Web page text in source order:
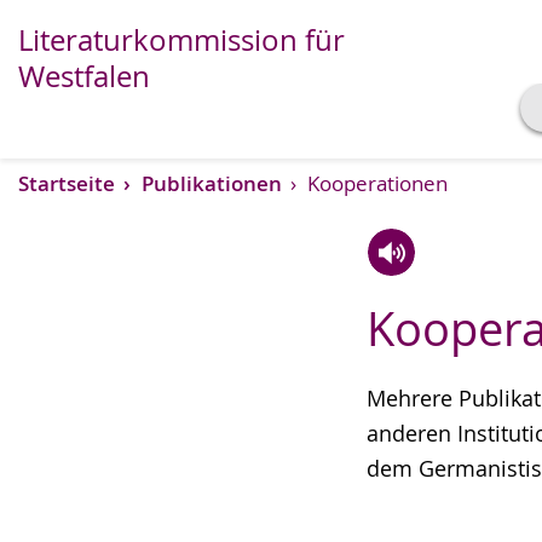
Transkript anzeigen
Abspielen
Pausieren
Literaturkommission für
Westfalen
Startseite Publikationen Kooperationen
Mehrere
anderen
dem
Leichten
wechseln.
Audio-
Unterstützung.
Video
Deutscher
wird